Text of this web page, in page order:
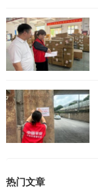
热门文章